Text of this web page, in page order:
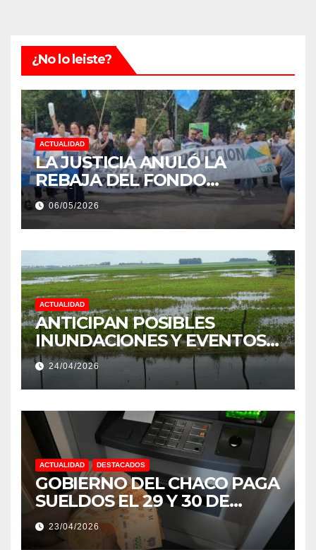
¿No lo leiste?
ACTUALIDAD
LA JUSTICIA ANULÓ LA
REBAJA DEL FONDO
ESTÍMULO A EMPLEADOS DE
PRODUCCIÓN DE LA
PROVINCIA DEL CHACO
06/05/2026
ACTUALIDAD
ANTICIPAN POSIBLES
INUNDACIONES Y EVENTOS
EXTREMOS: “PODRÍA SER UN
NIÑO MUY IMPORTANTE”
24/04/2026
ACTUALIDAD DESTACADOS
GOBIERNO DEL CHACO PAGA
SUELDOS EL 29 Y 30 DE
ABRIL, CON EL 2% DE
AUMENTO
23/04/2026